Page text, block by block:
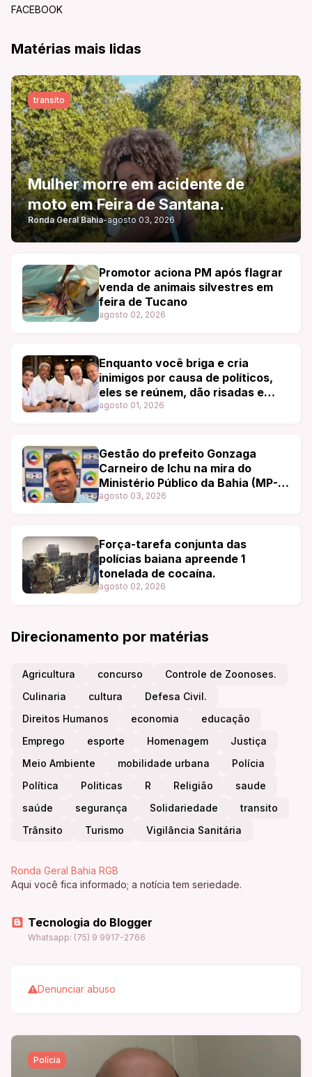
FACEBOOK
Matérias mais lidas
transito
Mulher morre em acidente de
moto em Feira de Santana.
Ronda Geral Bahia-agosto 03, 2026
Promotor aciona PM após flagrar
venda de animais silvestres em
feira de Tucano
agosto 02, 2026
Enquanto você briga e cria
inimigos por causa de políticos,
eles se reúnem, dão risadas e
degustam os melhores vinhos.
agosto 01, 2026
Gestão do prefeito Gonzaga
Carneiro de Ichu na mira do
Ministério Público da Bahia (MP-
BA)
agosto 03, 2026
Força-tarefa conjunta das
polícias baiana apreende 1
tonelada de cocaína.
agosto 02, 2026
Direcionamento por matérias
Agricultura concurso
Controle de Zoonoses.
Culinaria
cultura
Defesa Civil.
Direitos Humanos
economia
educação
Emprego
esporte Homenagem
Justiça
Meio Ambiente
mobilidade urbana
Polícia
Política
Politicas R Religião
saude
saúde
segurança Solidariedade
transito
Trânsito
Turismo Vigilância Sanitária
Ronda Geral Bahia RGB
Aqui você fica informado; a notícia tem seriedade.
Tecnologia do Blogger
Whatsapp: (75) 9 9917-2766
Denunciar abuso
Polícia